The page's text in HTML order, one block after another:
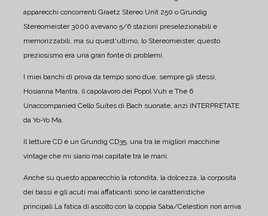
apparecchi concorrenti Graetz Stereo Unit 250 o Grundig
Stereomeister 3000 avevano 5/6 stazioni preselezionabili e
memorizzabili, ma su quest'ultimo, lo Stereomeister, questo
preziosismo era una gran fonte di problemi.
I miei banchi di prova da tempo sono due, sempre gli stessi,
Hosianna Mantra, il capolavoro dei Popol Vuh e The 6
Unaccompanied Cello Suites di Bach suonate, anzi INTERPRETATE
da Yo-Yo Ma.
Il letture CD è un Grundig CD35, una tra le migliori macchine
vintage che mi siano mai capitate tra le mani.
Anche su questo apparecchio la rotondità, la dolcezza, la corposità
dei bassi e gli acuti mai affaticanti sono le caratteristiche
principali.La fatica di ascolto con la coppia Saba/Celestion non arriva